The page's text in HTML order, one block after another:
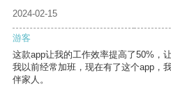
2024-02-15
游客
这款app让我的工作效率提高了50%，
我以前经常加班，现在有了这个app，
伴家人。